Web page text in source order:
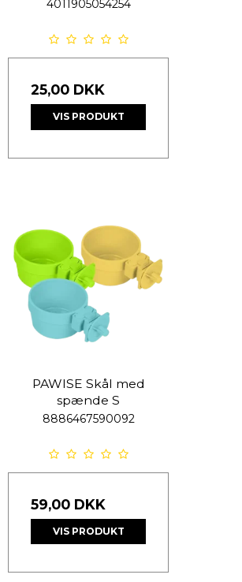
4011905054254
25,00 DKK
VIS PRODUKT
PAWISE Skål med
spænde S
8886467590092
59,00 DKK
VIS PRODUKT